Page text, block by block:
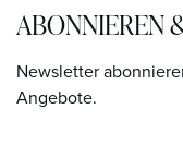
ABONNIEREN
Newsletter
Angebote.